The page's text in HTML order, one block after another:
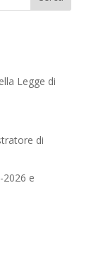
Legge di
di
e